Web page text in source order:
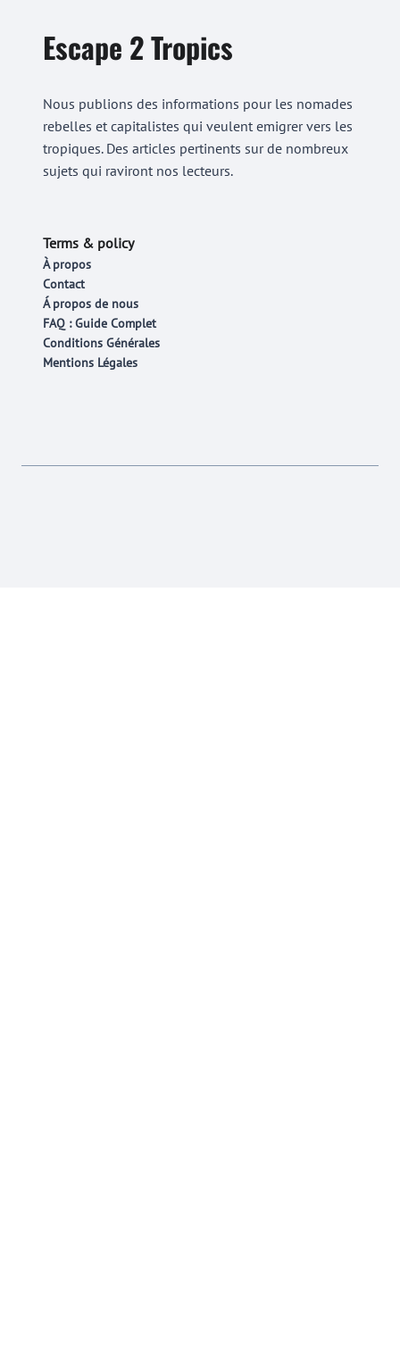
Escape 2 Tropics
Nous publions des informations pour les nomades
rebelles et capitalistes qui veulent emigrer vers les
tropiques. Des articles pertinents sur de nombreux
sujets qui raviront nos lecteurs.
Terms & policy
À propos
Contact
Á propos de nous
FAQ : Guide Complet
Conditions Générales
Mentions Légales